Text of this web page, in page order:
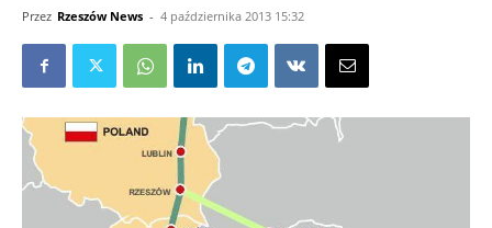
Przez Rzeszów News - 4 października 2013 15:32